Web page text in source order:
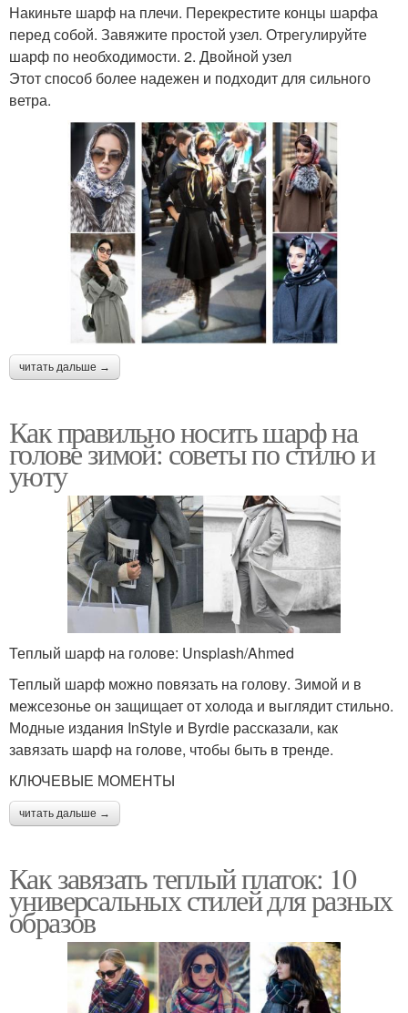
Накиньте шарф на плечи. Перекрестите концы шарфа
перед собой. Завяжите простой узел. Отрегулируйте
шарф по необходимости. 2. Двойной узел
Этот способ более надежен и подходит для сильного
ветра.
читать дальше →
Как правильно носить шарф на
голове зимой: советы по стилю и
уюту
Теплый шарф на голове: Unsplash/Ahmed
Теплый шарф можно повязать на голову. Зимой и в
межсезонье он защищает от холода и выглядит стильно.
Модные издания InStyle и Byrdie рассказали, как
завязать шарф на голове, чтобы быть в тренде.
КЛЮЧЕВЫЕ МОМЕНТЫ
читать дальше →
Как завязать теплый платок: 10
универсальных стилей для разных
образов